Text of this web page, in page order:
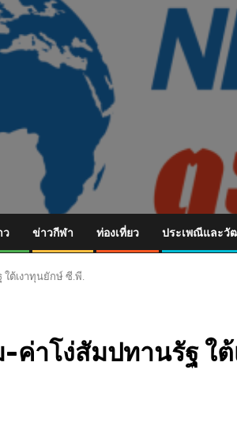
ว ข่าวกีฬา ท่องเที่ยว ประเพณีและวั
ต้เงาทุนยักษ์ ซี.พี.
ค่าโง่สัมปทานรัฐ ใ